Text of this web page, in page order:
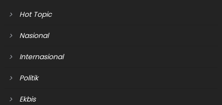
Hot Topic
Nasional
Internasional
Politik
Ekbis